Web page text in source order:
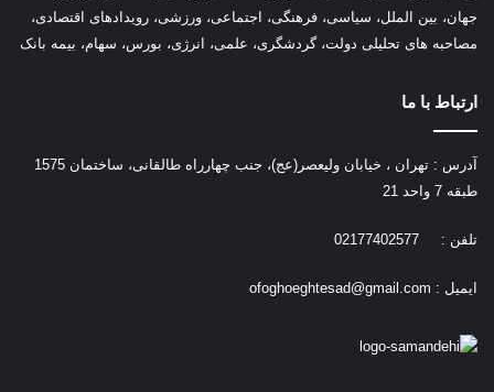
جهان، بین الملل، سیاسی، فرهنگی، اجتماعی، ورزشی، رویدادهای اقتصادی،
مصاحبه های تحلیلی دولت، گردشگری، علمی، انرژی، بورس، سهام، بیمه بانک
ارتباط با ما
آدرس : تهران ، خیابان ولیعصر(عج)، جنب چهارراه طالقانی، ساختمان 1575
طبقه 7 واحد 21
تلفن : 02177402577
ایمیل : ofoghoeghtesad@gmail.com